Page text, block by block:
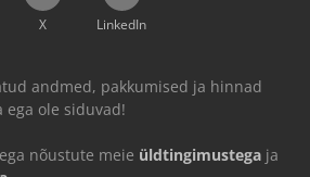
X LinkedIn
andmed, pakkumised ja hinnad
ole siduvad!
nõustute meie üldtingimustega ja